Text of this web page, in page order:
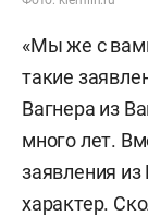
«Мы же с
такие
Вагнера из
много лет.
заявления
характер.